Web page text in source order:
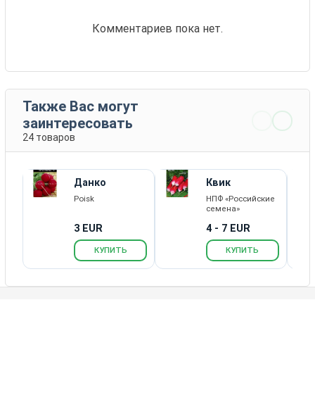
Комментариев пока нет.
Также Вас могут
заинтересовать
24 товаров
Данко
Poisk
3 EUR
КУПИТЬ
Квик
НПФ «Российские
семена»
4 - 7 EUR
КУПИТЬ